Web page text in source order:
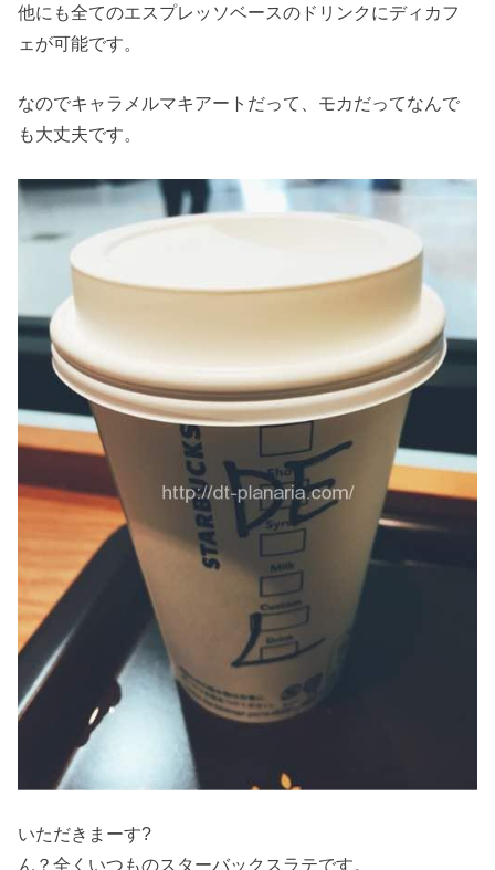
他にも全てのエスプレッソベースのドリンクにディカフ
ェが可能です。
なのでキャラメルマキアートだって、モカだってなんで
も大丈夫です。
いただきまーす?
ん？全くいつものスターバックスラテです。